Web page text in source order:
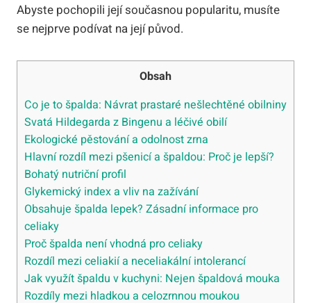
Abyste pochopili její současnou popularitu, musíte
se nejprve podívat na její původ.
Obsah
Co je to špalda: Návrat prastaré nešlechtěné obilniny
Svatá Hildegarda z Bingenu a léčivé obilí
Ekologické pěstování a odolnost zrna
Hlavní rozdíl mezi pšenicí a špaldou: Proč je lepší?
Bohatý nutriční profil
Glykemický index a vliv na zažívání
Obsahuje špalda lepek? Zásadní informace pro
celiaky
Proč špalda není vhodná pro celiaky
Rozdíl mezi celiakií a neceliakální intolerancí
Jak využít špaldu v kuchyni: Nejen špaldová mouka
Rozdíly mezi hladkou a celozrnnou moukou